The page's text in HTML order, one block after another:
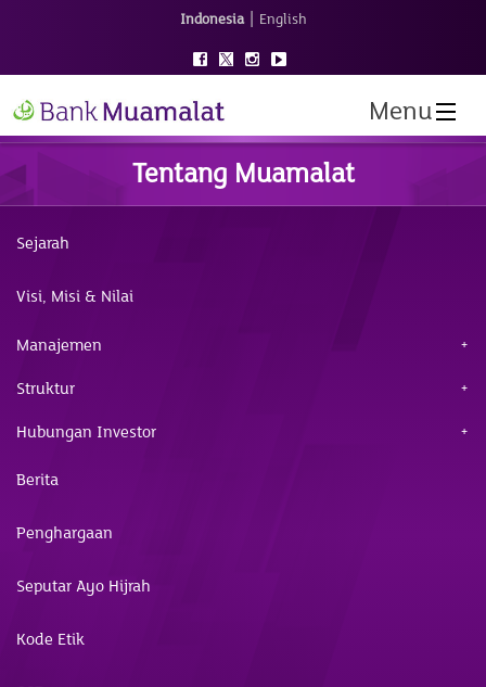
Indonesia | English
Menu
Tentang Muamalat
Sejarah
Visi, Misi & Nilai
Manajemen
Struktur
Hubungan Investor
Berita
Penghargaan
Seputar Ayo Hijrah
Kode Etik